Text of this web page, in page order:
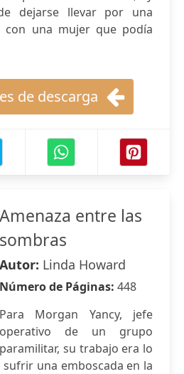
dejarse llevar por una
con una mujer que podía
de descarga
Amenaza entre las
sombras
Autor: Linda Howard
Número de Páginas: 448
Para Morgan Yancy, jefe
operativo de un grupo
paramilitar, su trabajo era lo
una emboscada en la